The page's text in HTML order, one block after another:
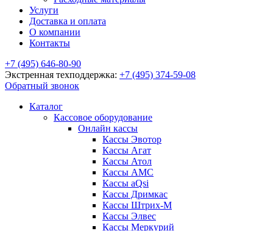
Услуги
Доставка и оплата
О компании
Контакты
+7 (495) 646-80-90
Экстренная техподдержка: +7 (495) 374-59-08
Обратный звонок
Каталог
Кассовое оборудование
Онлайн кассы
Кассы Эвотор
Кассы Агат
Кассы Атол
Кассы АМС
Кассы aQsi
Кассы Дримкас
Кассы Штрих-М
Кассы Элвес
Кассы Меркурий